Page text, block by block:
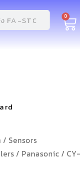
0
/ Sensors
/ Panasonic/ CY-